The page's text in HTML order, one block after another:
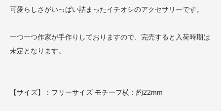
可愛らしさがいっぱい詰まったイチオシのアクセサリーです。
一つ一つ作家が手作りしておりますので、完売すると入荷時期は
未定となります。
【サイズ】：フリーサイズ モチーフ横：約22mm